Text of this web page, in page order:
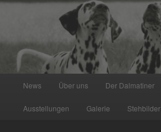
News Über uns Der Dalmatiner
Ausstellungen Galerie Stehbilder